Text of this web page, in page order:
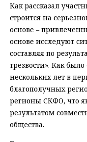
Как рассказал
строится на
основе –
основе исследуют
составляя по
трезвости». Как
нескольких лет в
благополучных
регионы СКФО, что
результатом
общества.